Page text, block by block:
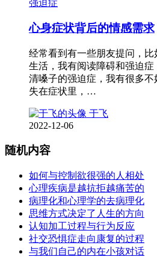
强迫症
心身症状背后的情感需求
经常看到有一些朋友提问，
生活，我有阅读障碍和强迫
清嗓子的强迫症，我有很多
失在症状里，…
于飞
2022-12-06
随机内容
如何与控制欲很强的人相处
心理疾病是越抗拒越痛苦的
病理化和心理学的去病理化
思维方式决定了人生的方向
认知加工过程与行为反应
社交恐惧症走向康复的过程
与我们自己的内在小孩对话